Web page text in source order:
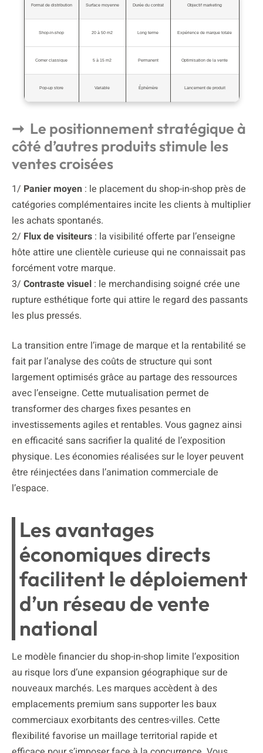
Format de distribution Surface moyenne Durée du contrat Objectif marketing
Shop-in-shop 20 à 50 m2 Long terme Expérience de marque totale
Corner classique 5 à 15 m2 Permanent Optimisation de la vente
Pop-up store Variable Éphémère Lancement de produit
Le positionnement stratégique à
côté d’autres produits stimule les
ventes croisées
1/ Panier moyen : le placement du shop-in-shop près de
catégories complémentaires incite les clients à multiplier
les achats spontanés.
2/ Flux de visiteurs : la visibilité offerte par l’enseigne
hôte attire une clientèle curieuse qui ne connaissait pas
forcément votre marque.
3/ Contraste visuel : le merchandising soigné crée une
rupture esthétique forte qui attire le regard des passants
les plus pressés.
La transition entre l’image de marque et la rentabilité se
fait par l’analyse des coûts de structure qui sont
largement optimisés grâce au partage des ressources
avec l’enseigne. Cette mutualisation permet de
transformer des charges fixes pesantes en
investissements agiles et rentables. Vous gagnez ainsi
en efficacité sans sacrifier la qualité de l’exposition
physique. Les économies réalisées sur le loyer peuvent
être réinjectées dans l’animation commerciale de
l’espace.
Les avantages
économiques directs
facilitent le déploiement
d’un réseau de vente
national
Le modèle financier du shop-in-shop limite l’exposition
au risque lors d’une expansion géographique sur de
nouveaux marchés. Les marques accèdent à des
emplacements premium sans supporter les baux
commerciaux exorbitants des centres-villes. Cette
flexibilité favorise un maillage territorial rapide et